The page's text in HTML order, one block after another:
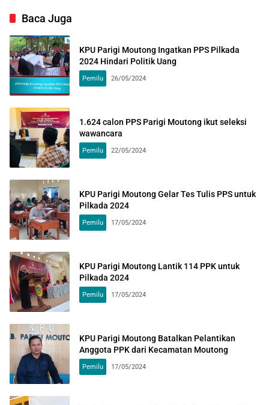
Baca Juga
KPU Parigi Moutong Ingatkan PPS Pilkada
2024 Hindari Politik Uang
Pemilu 26/05/2024
1.624 calon PPS Parigi Moutong ikut seleksi
wawancara
Pemilu 22/05/2024
KPU Parigi Moutong Gelar Tes Tulis PPS untuk
Pilkada 2024
Pemilu 17/05/2024
KPU Parigi Moutong Lantik 114 PPK untuk
Pilkada 2024
Pemilu 17/05/2024
KPU Parigi Moutong Batalkan Pelantikan
Anggota PPK dari Kecamatan Moutong
Pemilu 17/05/2024